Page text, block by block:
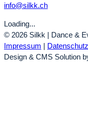
info@silkk.ch
Loading...
© 2026 Silkk | Dance &
Impressum | Datenschutz
Design & CMS Solution